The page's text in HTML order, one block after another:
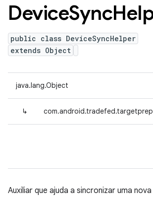
DeviceSync
public class DeviceSyncHelper
extends Object
java.lang.Object
↳
Auxiliar que ajuda a sincronizar uma